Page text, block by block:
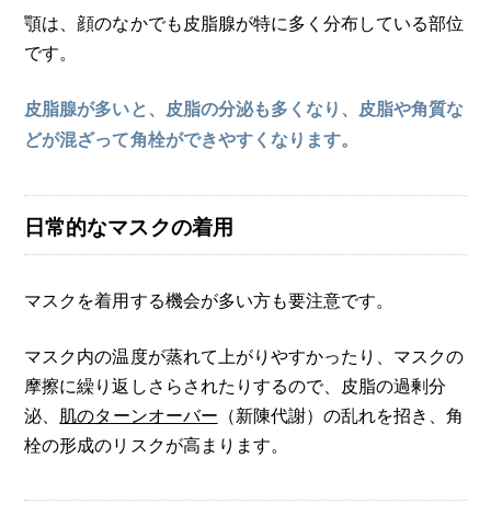
顎は、顔のなかでも皮脂腺が特に多く分布している部位
です。
皮脂腺が多いと、皮脂の分泌も多くなり、皮脂や角質な
どが混ざって角栓ができやすくなります。
日常的なマスクの着用
マスクを着用する機会が多い方も要注意です。
マスク内の温度が蒸れて上がりやすかったり、マスクの
摩擦に繰り返しさらされたりするので、皮脂の過剰分
泌、 肌のターンオーバー （新陳代謝）の乱れを招き、角
栓の形成のリスクが高まります。